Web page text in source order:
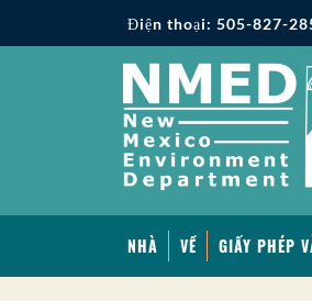
Điện thoại: 505-827-
NHÀ VỀ GIẤY PHÉP